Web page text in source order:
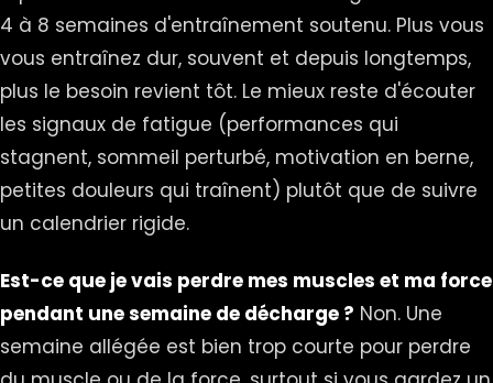
4 à 8 semaines d'entraînement soutenu. Plus vous
vous entraînez dur, souvent et depuis longtemps,
plus le besoin revient tôt. Le mieux reste d'écouter
les signaux de fatigue (performances qui
stagnent, sommeil perturbé, motivation en berne,
petites douleurs qui traînent) plutôt que de suivre
un calendrier rigide.
Est-ce que je vais perdre mes muscles et ma force
pendant une semaine de décharge ? Non. Une
semaine allégée est bien trop courte pour perdre